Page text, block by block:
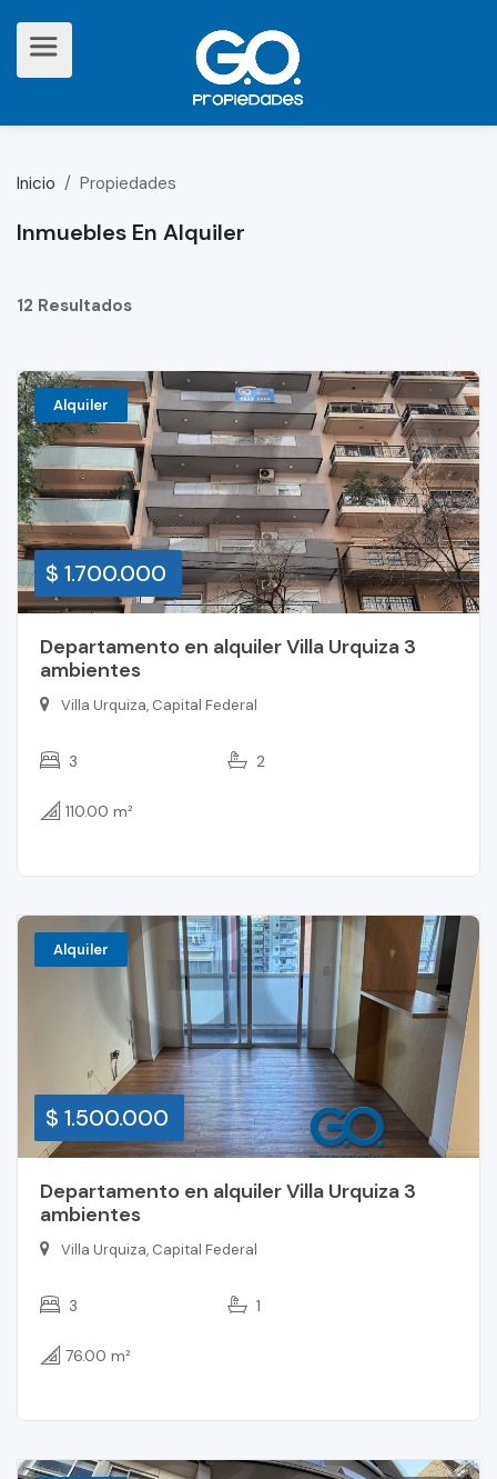
Inicio / Propiedades
Inmuebles En Alquiler
12 Resultados
Alquiler
$ 1.700.000
Departamento en alquiler Villa Urquiza 3
ambientes
Villa Urquiza, Capital Federal
3 2
110.00 m²
Alquiler
$ 1.500.000
Departamento en alquiler Villa Urquiza 3
ambientes
Villa Urquiza, Capital Federal
3 1
76.00 m²